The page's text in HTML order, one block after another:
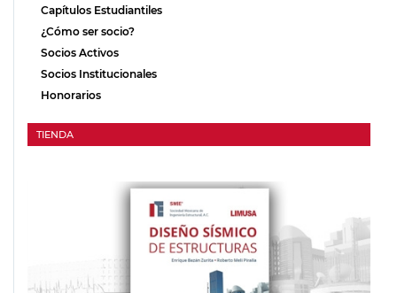
Capítulos Estudiantiles
¿Cómo ser socio?
Socios Activos
Socios Institucionales
Honorarios
TIENDA